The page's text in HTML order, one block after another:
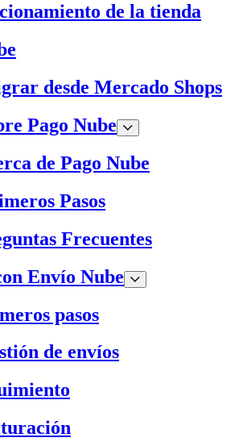
de la tienda
desde Mercado Shops
Pago Nube
de Pago Nube
Pasos
Frecuentes
Envío Nube
pasos
de envíos